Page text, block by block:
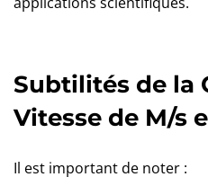
Subtilités de la
Vitesse de M/s
Il est important de noter :